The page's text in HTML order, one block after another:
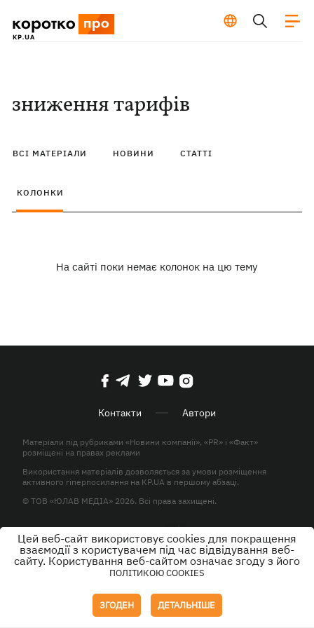
зниження тарифів
ВСІ МАТЕРІАЛИ НОВИНИ СТАТТІ
КОЛОНКИ
На сайті поки немає колонок на цю тему
Контакти Автори
Матеріали під рубриками «Новини компанії», «PR» і «Факт»
розміщені на правах реклами
Використання матеріалів дозволяється за умови розміщення
активного гіперпосилання на KP.UA в першому абзаці.
© ТОВ «ЮЛАВ МЕДІА» 2026. Всі права захищені.
Дизайн
Цей веб-сайт використовує cookies для покращення
взаємодії з користувачем під час відвідування веб-
сайту. Користування веб-сайтом означає згоду з його
ПОЛІТИКОЮ COOKIES
ЗГОДЕН ДЕТАЛЬНІШЕ